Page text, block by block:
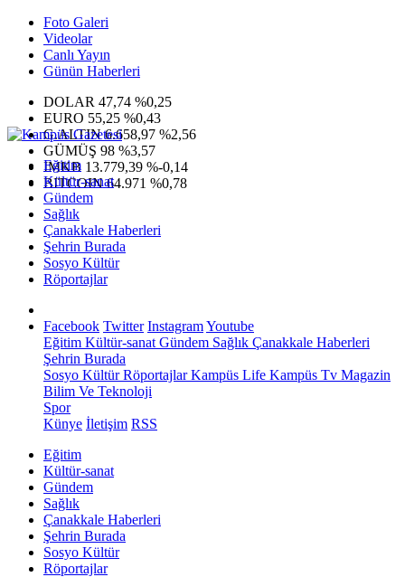
Foto Galeri
Videolar
Canlı Yayın
Günün Haberleri
DOLAR 47,74 %0,25
EURO 55,25 %0,43
G.ALTIN6.658,97 %2,56
GÜMÜŞ 98 %3,57
IMKB 13.779,39 %-0,14
BITCOIN64.971 %0,78
Eğitim
Kültür-sanat
Gündem
Sağlık
Çanakkale Haberleri
Şehrin Burada
Sosyo Kültür
Röportajlar
Facebook Twitter InstagramYoutube
Eğitim Kültür-sanat Gündem Sağlık Çanakkale Haberleri
Şehrin Burada
Sosyo KültürRöportajlarKampüs Life Kampüs Tv Magazin
Bilim Ve Teknoloji
Spor
Künye İletişim RSS
Eğitim
Kültür-sanat
Gündem
Sağlık
Çanakkale Haberleri
Şehrin Burada
Sosyo Kültür
Röportajlar